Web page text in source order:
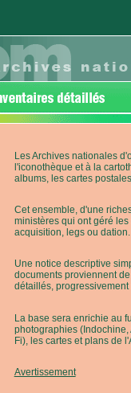
Les Archives nationales
l'iconothèque et à la
albums, les cartes
Cet ensemble, d'une
ministères qui ont géré
acquisition, legs ou dation.
Une notice descriptive
documents proviennent
détaillés,
La base sera enrichie au
photographies
Fi), les cartes et plans de
Avertissement